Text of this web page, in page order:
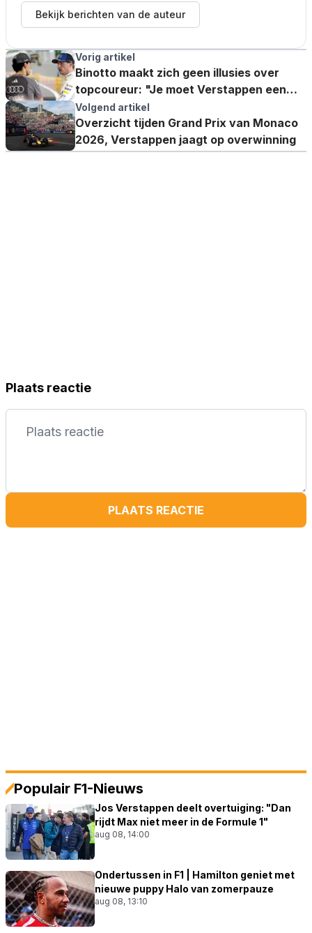
Bekijk berichten van de auteur
Vorig artikel
Binotto maakt zich geen illusies over
topcoureur: "Je moet Verstappen een
platform bieden"
Volgend artikel
Overzicht tijden Grand Prix van Monaco
2026, Verstappen jaagt op overwinning
Plaats reactie
PLAATS REACTIE
Populair F1-Nieuws
Jos Verstappen deelt overtuiging: "Dan
rijdt Max niet meer in de Formule 1"
aug 08, 14:00
Ondertussen in F1 | Hamilton geniet met
nieuwe puppy Halo van zomerpauze
aug 08, 13:10